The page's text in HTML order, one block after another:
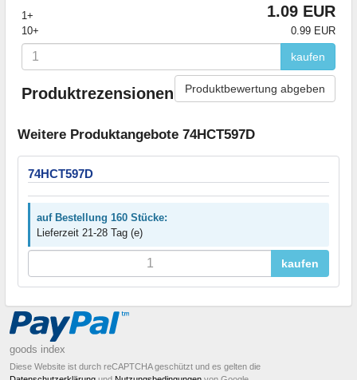
1+
1.09 EUR
10+ 0.99 EUR
kaufen
Produktrezensionen Produktbewertung abgeben
Weitere Produktangebote 74HCT597D
74HCT597D
auf Bestellung 160 Stücke:
Lieferzeit 21-28 Tag (e)
kaufen
goods index
Diese Website ist durch reCAPTCHA geschützt und es gelten die